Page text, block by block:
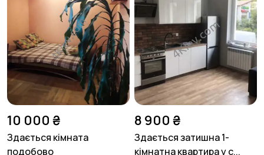
10 000 ₴
Здається кімната
подобово
8 900 ₴
Здається затишна 1-
кімнатна квартира у с...